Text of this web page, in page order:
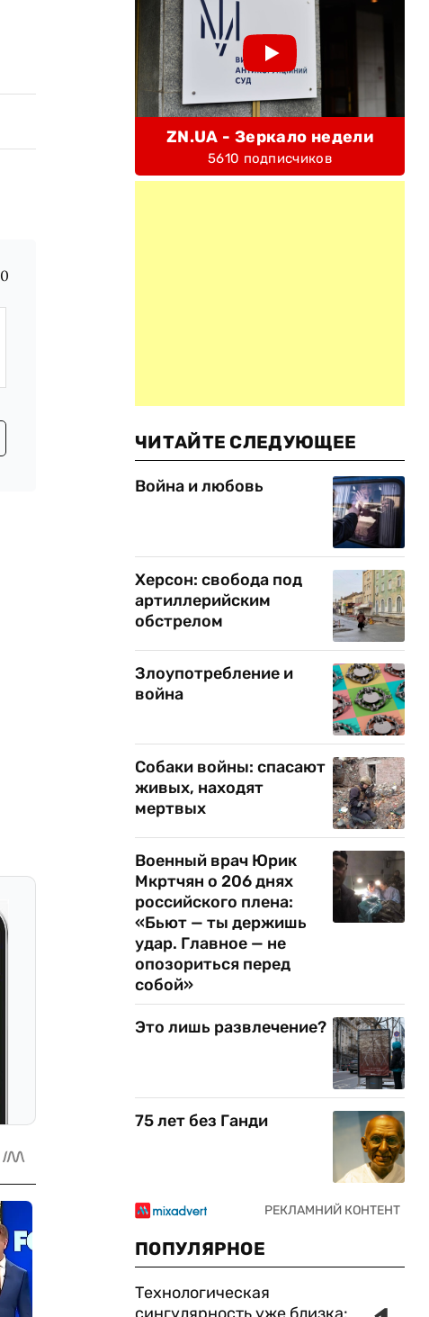
0
ZN.UA - Зеркало недели
5610 подписчиков
ЧИТАЙТЕ СЛЕДУЮЩЕЕ
Война и любовь
Херсон: свобода под
артиллерийским
обстрелом
Злоупотребление и
война
Собаки войны: спасают
живых, находят
мертвых
Военный врач Юрик
Мкртчян о 206 днях
российского плена:
«Бьют — ты держишь
удар. Главное — не
опозориться перед
собой»
Это лишь развлечение?
75 лет без Ганди
ПОПУЛЯРНОЕ
Технологическая